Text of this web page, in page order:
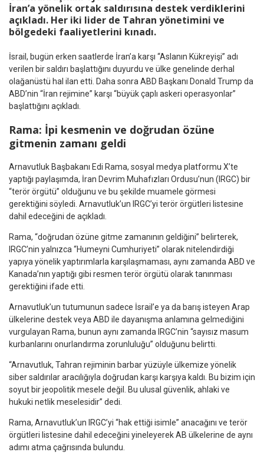
İran’a yönelik ortak saldırısına destek verdiklerini
açıkladı. Her iki lider de Tahran yönetimini ve
bölgedeki faaliyetlerini kınadı.
İsrail, bugün erken saatlerde İran’a karşı “Aslanın Kükreyişi” adı
verilen bir saldırı başlattığını duyurdu ve ülke genelinde derhal
olağanüstü hal ilan etti. Daha sonra ABD Başkanı Donald Trump da
ABD’nin “İran rejimine” karşı “büyük çaplı askeri operasyonlar”
başlattığını açıkladı.
Rama: İpi kesmenin ve doğrudan özüne
gitmenin zamanı geldi
Arnavutluk Başbakanı Edi Rama, sosyal medya platformu X’te
yaptığı paylaşımda, İran Devrim Muhafızları Ordusu’nun (IRGC) bir
“terör örgütü” olduğunu ve bu şekilde muamele görmesi
gerektiğini söyledi. Arnavutluk’un IRGC’yi terör örgütleri listesine
dahil edeceğini de açıkladı.
Rama, “doğrudan özüne gitme zamanının geldiğini” belirterek,
IRGC’nin yalnızca “Humeyni Cumhuriyeti” olarak nitelendirdiği
yapıya yönelik yaptırımlarla karşılaşmaması, aynı zamanda ABD ve
Kanada’nın yaptığı gibi resmen terör örgütü olarak tanınması
gerektiğini ifade etti.
Arnavutluk’un tutumunun sadece İsrail’e ya da barış isteyen Arap
ülkelerine destek veya ABD ile dayanışma anlamına gelmediğini
vurgulayan Rama, bunun aynı zamanda IRGC’nin “sayısız masum
kurbanlarını onurlandırma zorunluluğu” olduğunu belirtti.
“Arnavutluk, Tahran rejiminin barbar yüzüyle ülkemize yönelik
siber saldırılar aracılığıyla doğrudan karşı karşıya kaldı. Bu bizim için
soyut bir jeopolitik mesele değil. Bu ulusal güvenlik, ahlaki ve
hukuki netlik meselesidir” dedi.
Rama, Arnavutluk’un IRGC’yi “hak ettiği isimle” anacağını ve terör
örgütleri listesine dahil edeceğini yineleyerek AB ülkelerine de aynı
adımı atma çağrısında bulundu.